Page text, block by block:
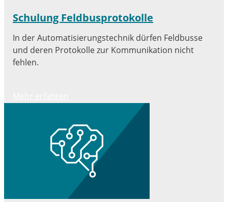
Schulung Feldbusprotokolle
In der Automatisierungstechnik dürfen Feldbusse
und deren Protokolle zur Kommunikation nicht
fehlen.